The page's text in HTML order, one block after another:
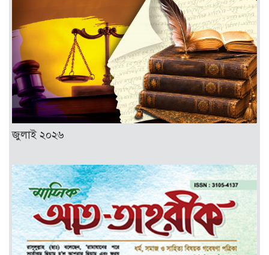
জুলাই ২০২৬